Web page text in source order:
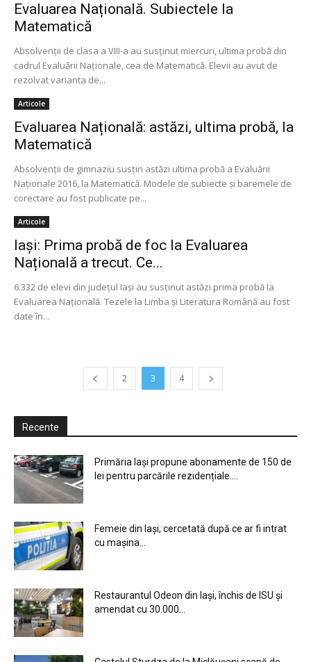
Evaluarea Națională. Subiectele la
Matematică
Absolvenții de clasa a VIII-a au susținut miercuri, ultima probă din
cadrul Evaluării Naționale, cea de Matematică. Elevii au avut de
rezolvat varianta de...
Articole
Evaluarea Națională: astăzi, ultima probă, la
Matematică
Absolvenții de gimnaziu susțin astăzi ultima probă a Evaluării
Naționale 2016, la Matematică. Modele de subiecte și baremele de
corectare au fost publicate pe...
Articole
Iași: Prima probă de foc la Evaluarea
Națională a trecut. Ce...
6.332 de elevi din judeţul Iași au susținut astăzi prima probă la
Evaluarea Națională. Tezele la Limba și Literatura Română au fost
date în...
2 3 4
Recente
Primăria Iași propune abonamente de 150 de
lei pentru parcările rezidențiale....
Femeie din Iași, cercetată după ce ar fi intrat
cu mașina...
Restaurantul Odeon din Iași, închis de ISU și
amendat cu 30.000...